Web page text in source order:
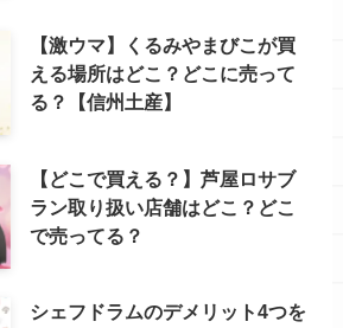
【激ウマ】くるみやまびこが買
える場所はどこ？どこに売って
る？【信州土産】
【どこで買える？】芦屋ロサブ
ラン取り扱い店舗はどこ？どこ
で売ってる？
シェフドラムのデメリット4つを